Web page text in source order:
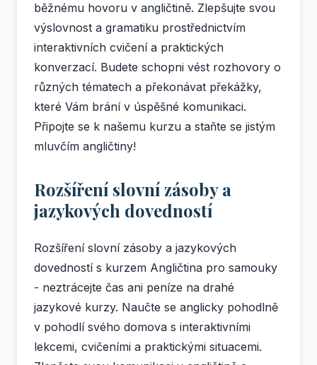
běžnému hovoru v angličtině. Zlepšujte svou
výslovnost a gramatiku prostřednictvím
interaktivních cvičení a praktických
konverzací. Budete schopni vést rozhovory o
různých tématech a překonávat překážky,
které Vám brání v úspěšné komunikaci.
Připojte se k našemu kurzu a staňte se jistým
mluvčím angličtiny!
Rozšíření slovní zásoby a
jazykových dovedností
Rozšíření slovní zásoby a jazykových
dovedností s kurzem Angličtina pro samouky
- neztrácejte čas ani peníze na drahé
jazykové kurzy. Naučte se anglicky pohodlně
v pohodlí svého domova s interaktivními
lekcemi, cvičeními a praktickými situacemi.